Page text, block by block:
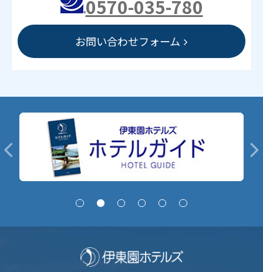
0570-035-780
お問い合わせフォーム